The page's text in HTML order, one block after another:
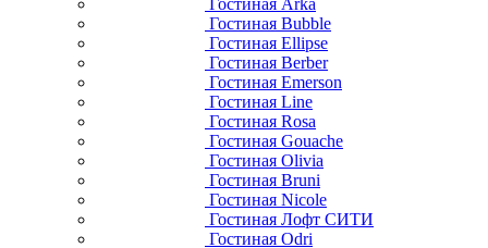
Гостиная Bubble
Гостиная Ellipse
Гостиная Berber
Гостиная Emerson
Гостиная Line
Гостиная Rosa
Гостиная Gouache
Гостиная Olivia
Гостиная Bruni
Гостиная Nicole
Гостиная Лофт СИТИ
Гостиная Odri